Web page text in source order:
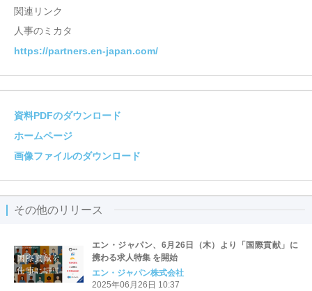
関連リンク
人事のミカタ
https://partners.en-japan.com/
資料PDFのダウンロード
ホームページ
画像ファイルのダウンロード
その他のリリース
エン・ジャパン、6月26日（木）より「国際貢献」に
携わる求人特集 を開始
エン・ジャパン株式会社
2025年06月26日 10:37